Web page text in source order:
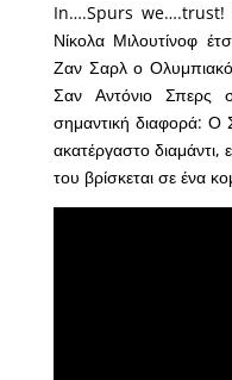
In….Spurs we….trust!
Νίκολα Μιλουτίνοφ
Ζαν Σαρλ ο
Σαν Αντόνιο
σημαντική διαφορά:
ακατέργαστο
του βρίσκεται σε ένα